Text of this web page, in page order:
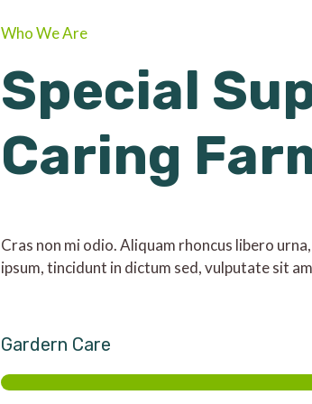
Who We Are
Special
Caring
Cras non mi odio. Aliquam rhoncus libero
ipsum, tincidunt in dictum sed, vulputate sit
Gardern Care